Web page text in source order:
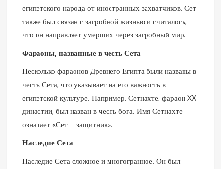
египетского народа от иностранных захватчиков. Сет
также был связан с загробной жизнью и считалось,
что он направляет умерших через загробный мир.
Фараоны, названные в честь Сета
Несколько фараонов Древнего Египта были названы в
честь Сета, что указывает на его важность в
египетской культуре. Например, Сетнахте, фараон XX
династии, был назван в честь бога. Имя Сетнахте
означает «Сет – защитник».
Наследие Сета
Наследие Сета сложное и многогранное. Он был